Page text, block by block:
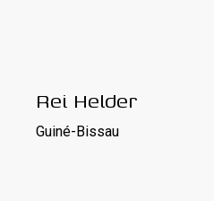
Rei Helder
Guiné-Bissau